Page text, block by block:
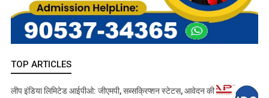
TOP ARTICLES
लीप इंडिया लिमिटेड आईपीओ: जीएमपी, सब्सक्रिप्शन स्टेटस, आवेदन की